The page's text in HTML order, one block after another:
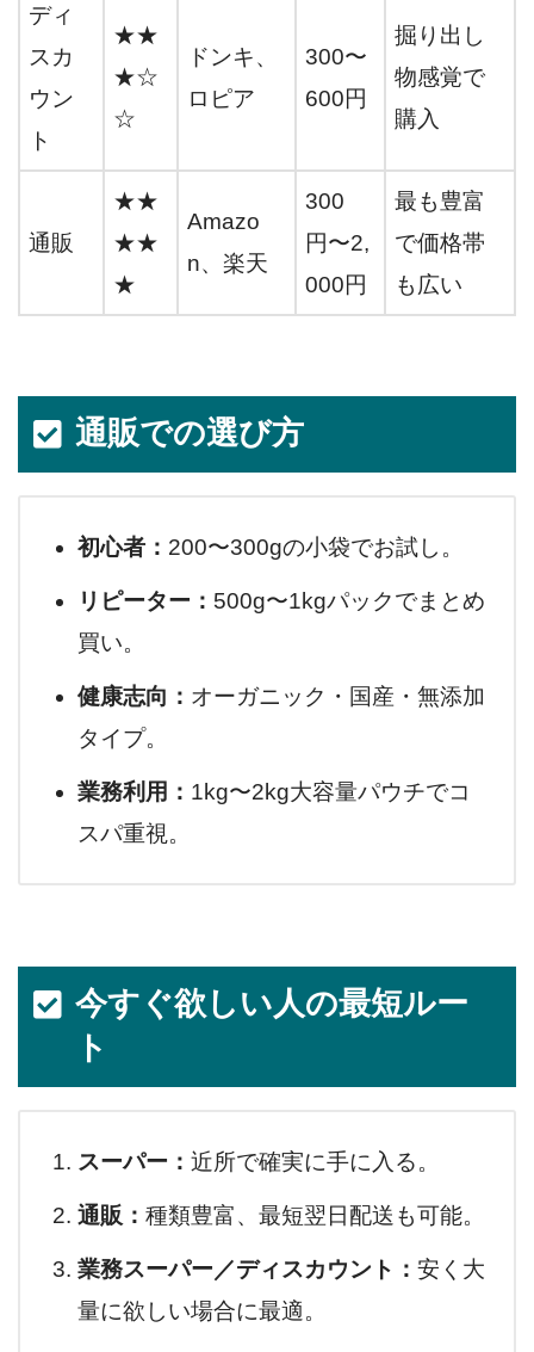
ディ
スカ
ウン
ト
★★
★☆
☆
ドンキ、
ロピア
300〜
600円
掘り出し
物感覚で
購入
通販
★★
★★
★
Amazo
n、楽天
300
円〜2,
000円
最も豊富
で価格帯
も広い
通販での選び方
初心者： 200〜300gの小袋でお試し。
リピーター： 500g〜1kgパックでまとめ
買い。
健康志向： オーガニック・国産・無添加
タイプ。
業務利用： 1kg〜2kg大容量パウチでコ
スパ重視。
今すぐ欲しい人の最短ルー
ト
スーパー： 近所で確実に手に入る。
通販： 種類豊富、最短翌日配送も可能。
業務スーパー／ディスカウント： 安く大
量に欲しい場合に最適。